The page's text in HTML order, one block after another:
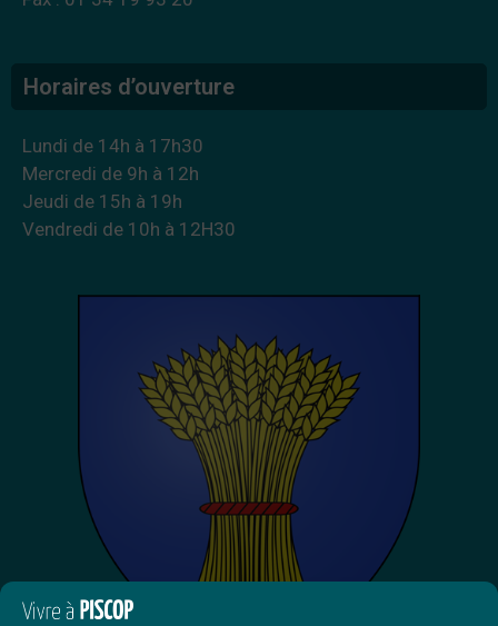
Horaires d’ouverture
Lundi de 14h à 17h30
Mercredi de 9h à 12h
Jeudi de 15h à 19h
Vendredi de 10h à 12H30